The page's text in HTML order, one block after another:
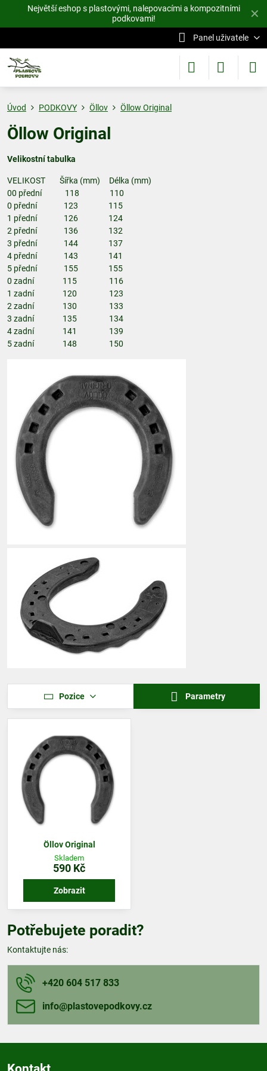
✕
Největší eshop s plastovými, nalepovacími a kompozitními
podkovami!
Panel uživatele
Úvod PODKOVY Öllov Öllow Original
Öllow Original
Velikostní tabulka
VELIKOST Šířka (mm) Délka (mm)
00 přední 118 110
0 přední 123 115
1 přední 126 124
2 přední 136 132
3 přední 144 137
4 přední 143 141
5 přední 155 155
0 zadní 115 116
1 zadní 120 123
2 zadní 130 133
3 zadní 135 134
4 zadní 141 139
5 zadní 148 150
Pozice Parametry
Öllov Original
Skladem
590 Kč
Zobrazit
Potřebujete poradit?
Kontaktujte nás:
+420 604 517 833
info​@plastovepodkovy​.cz